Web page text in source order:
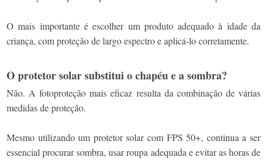
O mais importante é escolher um produto adequado à idade da
criança, com proteção de largo espectro e aplicá-lo corretamente.
O protetor solar substitui o chapéu e a sombra?
Não. A fotoproteção mais eficaz resulta da combinação de várias
medidas de proteção.
Mesmo utilizando um protetor solar com FPS 50+, continua a ser
essencial procurar sombra, usar roupa adequada e evitar as horas de